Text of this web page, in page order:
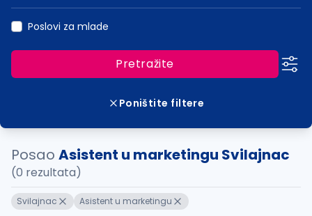
Poslovi za mlade
Pretražite
Poništite filtere
Posao Asistent u marketingu Svilajnac
(0 rezultata)
Svilajnac Asistent u marketingu